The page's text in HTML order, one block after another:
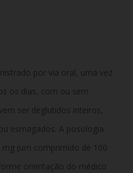
por via oral, uma vez
os dias, com ou sem
ser deglutidos inteiros,
esmagados. A posologia
(um comprimido de 100
orientação do médico